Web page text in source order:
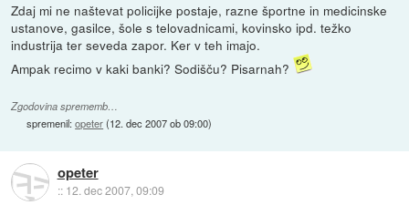
Zdaj mi ne naštevat policijke postaje, razne športne in medicinske
ustanove, gasilce, šole s telovadnicami, kovinsko ipd. težko
industrija ter seveda zapor. Ker v teh imajo.
Ampak recimo v kaki banki? Sodišču? Pisarnah?
Zgodovina sprememb…
spremenil:opeter(12. dec 2007 ob 09:00)
opeter
:: 12. dec 2007, 09:09